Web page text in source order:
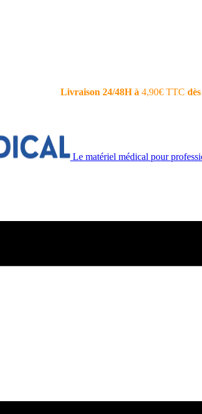
Livraison 24/48H à 4,90€ TTC
Le matériel médical pour